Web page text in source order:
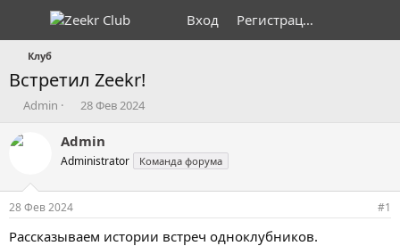
Вход Регистрация
Клуб
Встретил Zeekr!
А
т
т
е
м
ы
Admin
Д
т
а
н
а
л
28 Фев 2024
Admin
Administrator Команда форума
28 Фев 2024 #1
Рассказываем истории встреч одноклубников.